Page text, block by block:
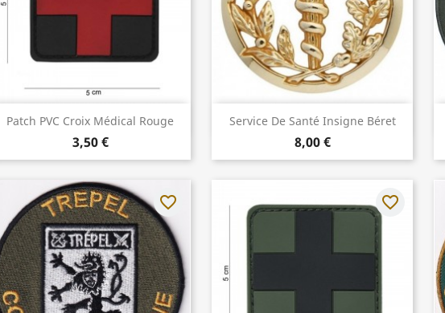
Patch PVC Croix Médical Rouge
3,50 €
Aperçu rapide Service De Santé Insigne Béret
8,00 €
Aperçu rapide
favorite_border favorite_border